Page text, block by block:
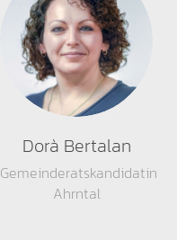
Dorà Bertalan
Gemeinderatskandidatin
Ahrntal